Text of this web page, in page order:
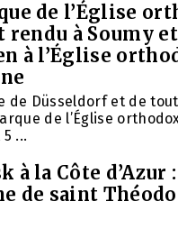
de l’Église
rendu à Soumy
à l’Église
de Düsseldorf et de
de l’Église
...
à la Côte d’Azur
de saint